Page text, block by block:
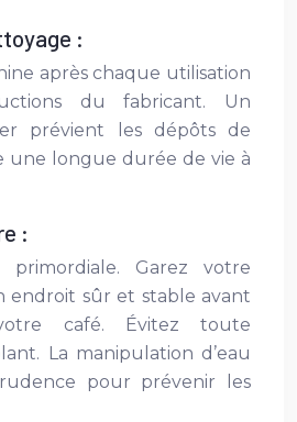
:
après chaque utilisation
du fabricant. Un
prévient les dépôts de
une longue durée de vie à
:
Garez votre
endroit sûr et stable avant
café. Évitez toute
La manipulation d’eau
pour prévenir les